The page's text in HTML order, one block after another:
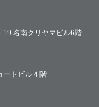
名南クリヤマビル6階
ートビル４階